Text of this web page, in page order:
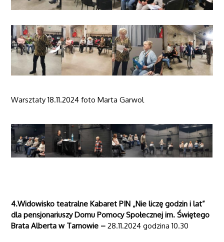
Warsztaty 18.11.2024 foto Marta Garwol
4.Widowisko teatralne Kabaret PIN „Nie liczę godzin i lat”
dla pensjonariuszy Domu Pomocy Społecznej im. Świętego
Brata Alberta w Tarnowie –28.11.2024 godzina 10.30